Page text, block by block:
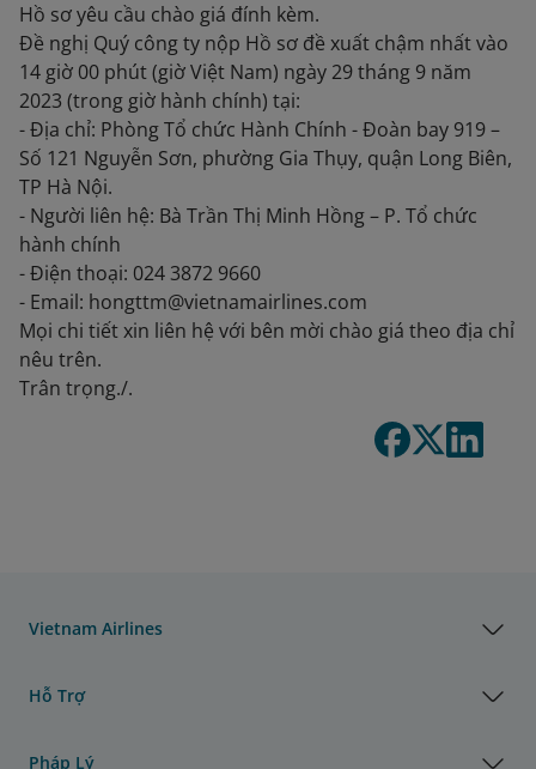
Hồ sơ yêu cầu chào giá đính kèm.
Đề nghị Quý công ty nộp Hồ sơ đề xuất chậm nhất vào
14 giờ 00 phút (giờ Việt Nam) ngày 29 tháng 9 năm
2023 (trong giờ hành chính) tại:
- Địa chỉ: Phòng Tổ chức Hành Chính - Đoàn bay 919 –
Số 121 Nguyễn Sơn, phường Gia Thụy, quận Long Biên,
TP Hà Nội.
- Người liên hệ: Bà Trần Thị Minh Hồng – P. Tổ chức
hành chính
- Điện thoại: 024 3872 9660
- Email: hongttm@vietnamairlines.com
Mọi chi tiết xin liên hệ với bên mời chào giá theo địa chỉ
nêu trên.
Trân trọng./.
Vietnam Airlines
Hỗ Trợ
Pháp Lý